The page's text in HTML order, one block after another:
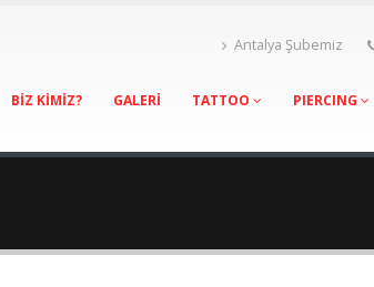
Antalya Şubemiz
BİZ KİMİZ? GALERİ TATTOO PIERCING